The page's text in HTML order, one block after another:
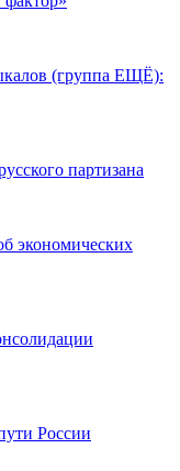
(группа ЕЩЁ):
партизана
экономических
России